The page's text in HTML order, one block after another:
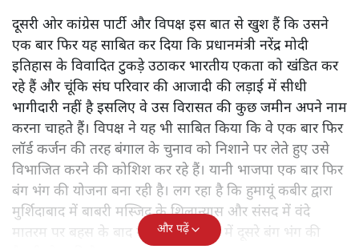
किसी ने कोई सबक लिया और देश में कहीं सद्भाव और सौहार्द और
साझी विरासत को समझने का वातावरण निर्मित हुआ? सत्ता पक्ष
और विशेषकर भाजपा इस बात से खुश है कि उसने कांग्रेस पार्टी
और जवाहर लाल नेहरू पर बदनामी का एक और कलंक लगा दिया
और उन पर देश विभाजन की तरह वंदेमातरम् को भी विभाजित
करने का आरोप जड़ दिया। वह इस बात से खुश है कि इस तरह उसे
अल्पसंख्यक वर्ग पर एक ऐसा गीत थोपने का बहाना मिल गया
जिसे अल्पसंख्यक और विशेषकर मुस्लिम समाज शिर्क मानता है।
दूसरी ओर कांग्रेस पार्टी और विपक्ष इस बात से खुश हैं कि उसने
एक बार फिर यह साबित कर दिया कि प्रधानमंत्री नरेंद्र मोदी